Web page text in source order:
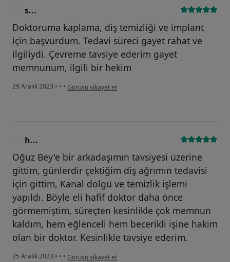
s...
Doktoruma kaplama, diş temizliği ve implant
için başvurdum. Tedavi süreci gayet rahat ve
ilgiliydi. Çevreme tavsiye ederim gayet
memnunum, ilgili bir hekim
29 Aralık 2023 • • • kullanıcının görüşüne göre s...
Görüşü şikayet et
h...
Oğuz Bey'e bir arkadaşımın tavsiyesi üzerine
gittim, günlerdir çektiğim diş ağrımın tedavisi
için gittim, Kanal dolgu ve temizlik işlemi
yapıldı. Böyle eli hafif doktor daha önce
görmemiştim, süreçten kesinlikle çok memnun
kaldım, hem eğlenceli hem becerikli işine hakim
olan bir doktor. Kesinlikle tavsiye ederim.
25 Aralık 2023 • • • kullanıcının görüşüne göre h...
Görüşü şikayet et